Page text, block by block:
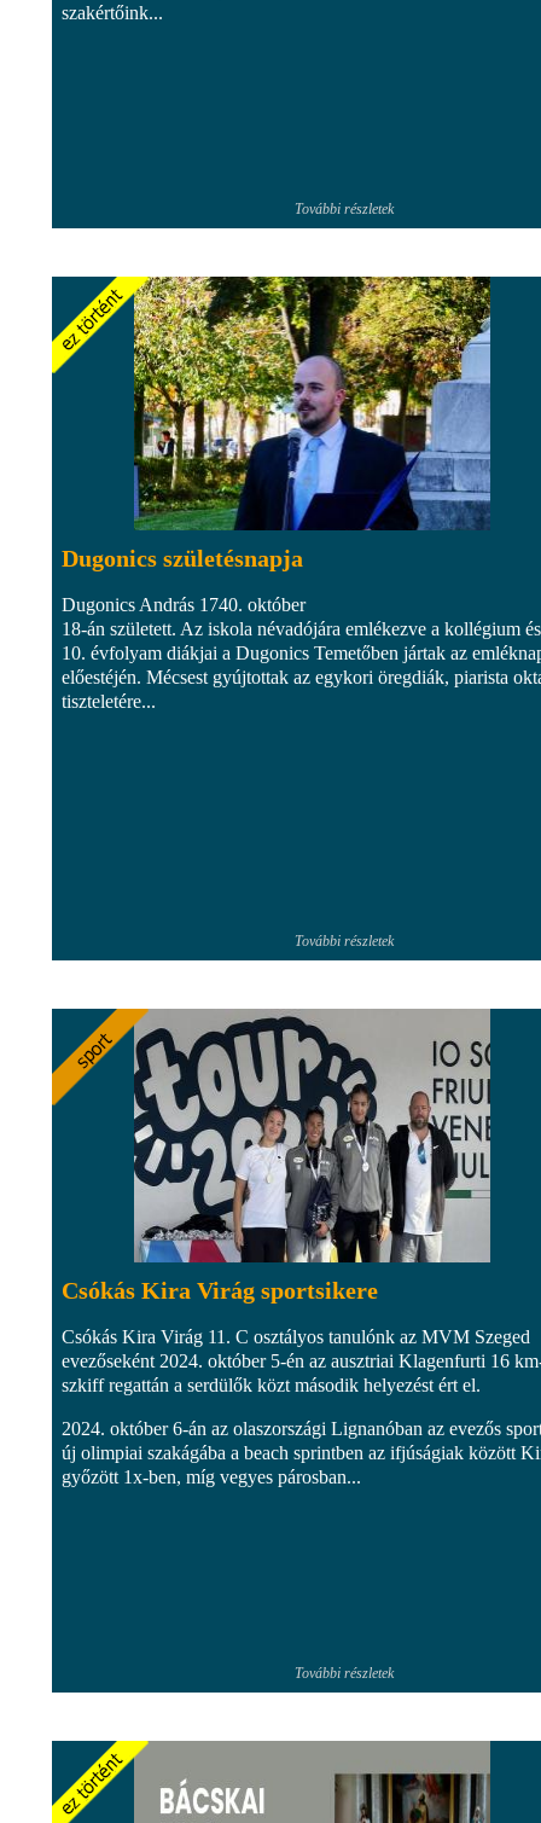
szakértőink...
További részletek
Dugonics születésnapja
Dugonics András 1740. október
18-án született. Az iskola névadójára emlékezve a kollégium
10. évfolyam diákjai a Dugonics Temetőben jártak az
előestéjén. Mécsest gyújtottak az egykori öregdiák, piarista
tiszteletére...
További részletek
Csókás Kira Virág sportsikere
Csókás Kira Virág 11. C osztályos tanulónk az MVM Szeged
evezőseként 2024. október 5-én az ausztriai Klagenfurti 16
szkiff regattán a serdülők közt második helyezést ért el.
2024. október 6-án az olaszországi Lignanóban az evezős
új olimpiai szakágába a beach sprintben az ifjúságiak között
győzött 1x-ben, míg vegyes párosban...
További részletek